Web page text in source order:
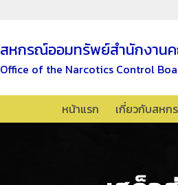
สหกรณ์ออมทรัพย์สำนักงานค
Office of the Narcotics Control
หน้าแรก เกี่ยวกับสห